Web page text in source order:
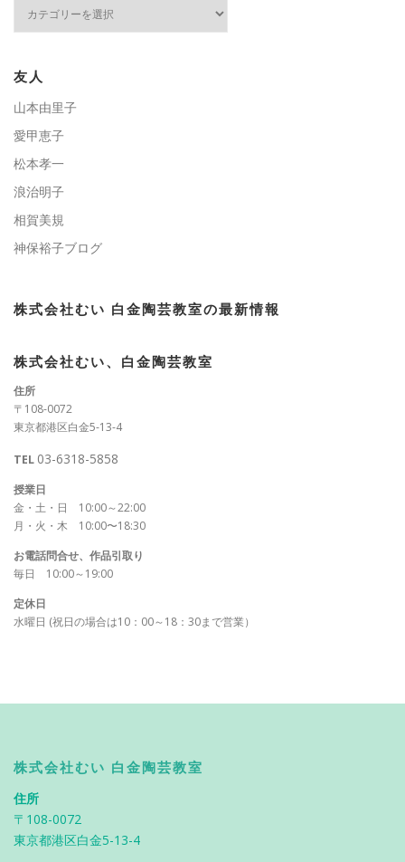
ー
友人
山本由里子
愛甲恵子
松本孝一
浪治明子
相賀美規
神保裕子ブログ
株式会社むい 白金陶芸教室の最新情報
株式会社むい、白金陶芸教室
住所
〒108-0072
東京都港区白金5-13-4
TEL 03-6318-5858
授業日
金・土・日 10:00～22:00
月・火・木 10:00〜18:30
お電話問合せ、作品引取り
毎日 10:00～19:00
定休日
水曜日 (祝日の場合は10：00～18：30まで営業）
株式会社むい 白金陶芸教室
住所
〒108-0072
東京都港区白金5-13-4